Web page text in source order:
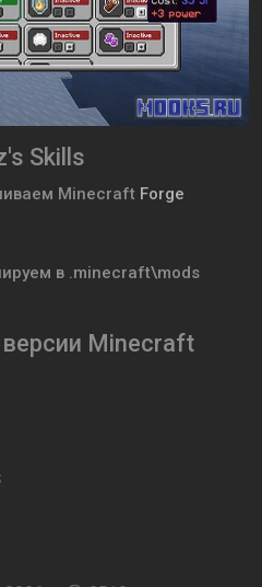
Skills
Minecraft Forge
в .minecraft\mods
Minecraft